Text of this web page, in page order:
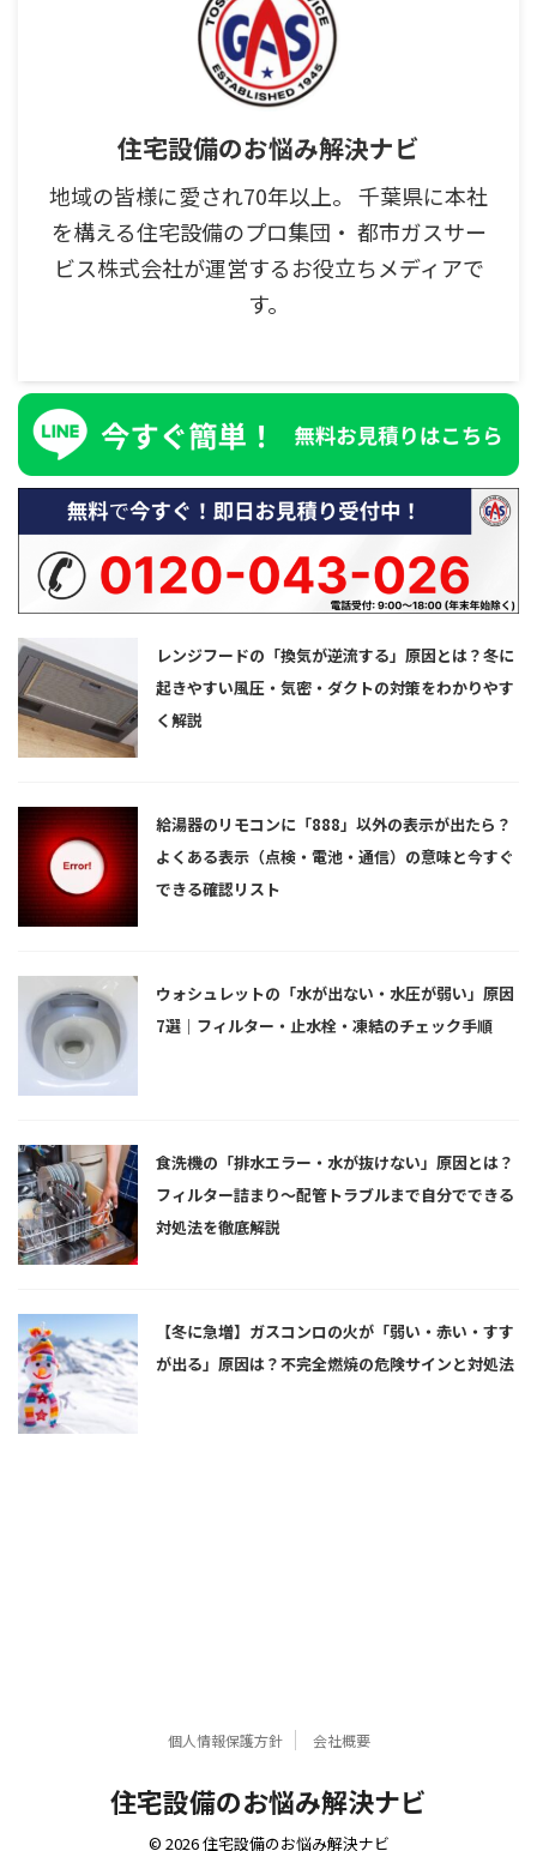
住宅設備のお悩み解決ナビ
地域の皆様に愛され70年以上。 千葉県に本社
を構える住宅設備のプロ集団・ 都市ガスサー
ビス株式会社が運営するお役立ちメディアで
す。
レンジフードの「換気が逆流する」原因とは？冬に
起きやすい風圧・気密・ダクトの対策をわかりやす
く解説
給湯器のリモコンに「888」以外の表示が出たら？
よくある表示（点検・電池・通信）の意味と今すぐ
できる確認リスト
ウォシュレットの「水が出ない・水圧が弱い」原因
7選｜フィルター・止水栓・凍結のチェック手順
食洗機の「排水エラー・水が抜けない」原因とは？
フィルター詰まり〜配管トラブルまで自分でできる
対処法を徹底解説
【冬に急増】ガスコンロの火が「弱い・赤い・すす
が出る」原因は？不完全燃焼の危険サインと対処法
個人情報保護方針 会社概要
住宅設備のお悩み解決ナビ
© 2026 住宅設備のお悩み解決ナビ